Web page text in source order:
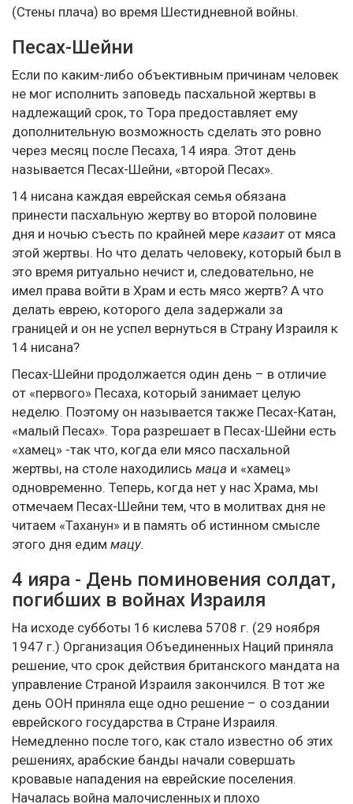
(Стены плача) во время Шестидневной войны.
Песах-Шейни
Если по каким-либо объективным причинам человек
не мог исполнить заповедь пасхальной жертвы в
надлежащий срок, то Тора предоставляет ему
дополнительную возможность сделать это ровно
через месяц после Песаха, 14 ияра. Этот день
называется Песах-Шейни, «второй Песах».
14 нисана каждая еврейская семья обязана
принести пасхальную жертву во второй половине
дня и ночью съесть по крайней мере казаит от мяса
этой жертвы. Но что делать человеку, который был в
это время ритуально нечист и, следовательно, не
имел права войти в Храм и есть мясо жертв? А что
делать еврею, которого дела задержали за
границей и он не успел вернуться в Страну Израиля к
14 нисана?
Песах-Шейни продолжается один день – в отличие
от «первого» Песаха, который занимает целую
неделю. Поэтому он называется также Песах-Катан,
«малый Песах». Тора разрешает в Песах-Шейни есть
«хамец» -так что, когда ели мясо пасхальной
жертвы, на столе находились маца и «хамец»
одновременно. Теперь, когда нет у нас Храма, мы
отмечаем Песах-Шейни тем, что в молитвах дня не
читаем «Таханун» и в память об истинном смысле
этого дня едим мацу.
4 ияра - День поминовения солдат,
погибших в войнах Израиля
На исходе субботы 16 кислева 5708 г. (29 ноября
1947 г.) Организация Объединенных Наций приняла
решение, что срок действия британского мандата на
управление Страной Израиля закончился. В тот же
день ООН приняла еще одно решение – о создании
еврейского государства в Стране Израиля.
Немедленно после того, как стало известно об этих
решениях, арабские банды начали совершать
кровавые нападения на еврейские поселения.
Началась война малочисленных и плохо